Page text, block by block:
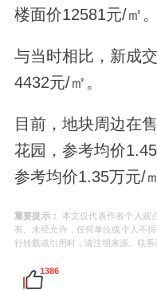
楼面价12581元/㎡。
与当时相比，新成
4432元/㎡。
目前，地块周边在
花园，参考均价
参考均价1.35万元/㎡
重要提示：
本文仅代表作者个人观
有。未经允许，任何单位或个人不
行转载或引用时，请注明来源。联
1386